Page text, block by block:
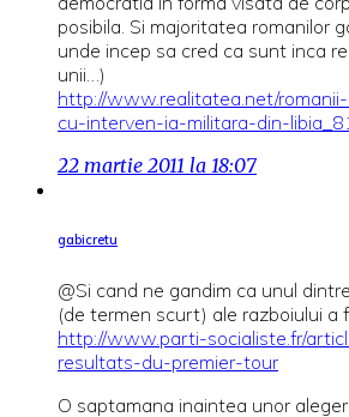
posibila. Si majoritatea romanilor
unde incep sa cred ca sunt inca
unii…)
http://www.realitatea.net/
cu-interven-ia-militara-din-
22 martie 2011 la 18:07
gabicretu
@Si cand ne gandim ca unul
(de termen scurt) ale razboiului a
http://www.parti-socialiste.fr/
resultats-du-premier-tour
O saptamana inaintea unor